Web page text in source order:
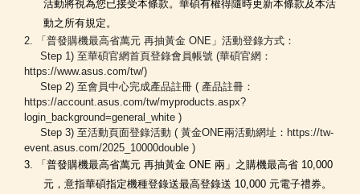
活動將視為您已接受本條款。華碩有權得隨時更新本條款及本活
動之所有規定。
2. 「普發購機最高省萬元 再抽黃金 ONE 」活動登錄方式：
Step 1) 至華碩官網首頁登錄會員帳號 (華碩官網：
https://www.asus.com/tw/)
Step 2) 至會員中心完成產品註冊 ( 產品註冊：
https://account.asus.com/tw/myproducts.aspx?
login_background=general_white )
Step 3) 至活動頁面登錄活動 ( 黃金ONE兩活動網址：https://tw-
event.asus.com/2025_10000double )
3. 「普發購機最高省萬元 再抽黃金 ONE 兩」之購機最高省 10,000
元，意指華碩指定機種登錄送最高登錄送 10,000 元電子禮券。